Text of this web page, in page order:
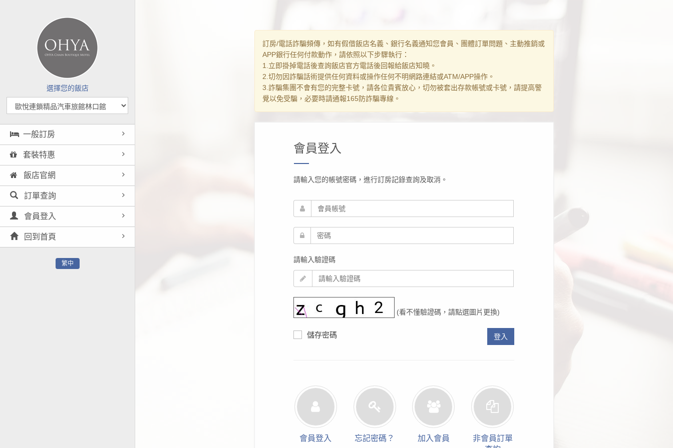
選擇您的飯店
一般訂房
套裝特惠
飯店官網
訂單查詢
會員登入
回到首頁
繁中
訂房/電話詐騙頻傳，如有假借飯店名義、銀行名義通知您會員、團體訂單問題、主動推銷或
APP銀行任何付款動作，請依照以下步驟執行：
1.立即掛掉電話後查詢飯店官方電話後回報給飯店知曉。
2.切勿因詐騙話術提供任何資料或操作任何不明網路連結或ATM/APP操作。
3.詐騙集團不會有您的完整卡號，請各位貴賓放心，切勿被套出存款帳號或卡號，請提高警
覺以免受騙，必要時請通報165防詐騙專線。
會員登入
請輸入您的帳號密碼，進行訂房記錄查詢及取消。
請輸入驗證碼
(看不懂驗證碼，請點選圖片更換)
儲存密碼 登入
會員登入 忘記密碼？ 加入會員
非會員訂單